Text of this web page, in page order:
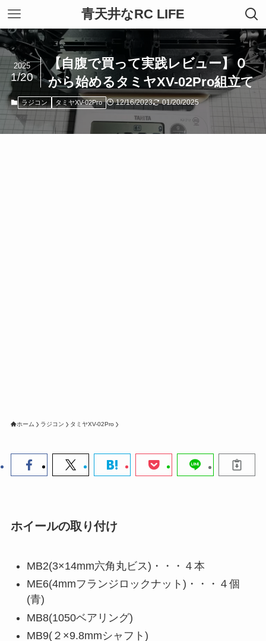
青天井なRC LIFE
【自腹で買って実践レビュー】０
から始めるタミヤXV-02Pro組立て
2025
1/20
ラジコン タミヤXV-02Pro 12/16/2023 01/20/2025
ホーム ラジコン タミヤXV-02Pro
ホイールの取り付け
MB2(3×14mm六角丸ビス)・・・４本
ME6(4mmフランジロックナット)・・・４個
(青)
MB8(1050ベアリング)
MB9(２×9.8mmシャフト)